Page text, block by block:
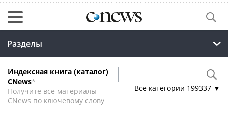
Разделы
Индексная книга (каталог)
CNews*
Получите все материалы
CNews по ключевому слову
Все категории 199337 ▼